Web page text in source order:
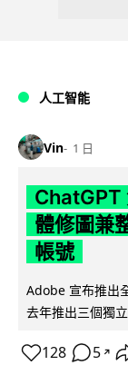
人工智能
Vin 1 日
ChatGPT
體修圖兼
帳號
Adobe 宣布推出
去年推出三個獨
128 5 ↗